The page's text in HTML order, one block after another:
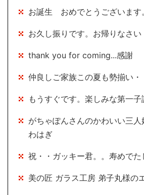
お誕生 おめでとうございます
お久し振りです。お帰りなさい
thank you for coming...感謝
仲良しご家族この夏も勢揃い
もうすぐです。楽しみな第一
がちゃぽんさんのかわいい三
わはぎ
祝・・ガッキー君。。寿めでた
美の匠 ガラス工房 弟子丸様の